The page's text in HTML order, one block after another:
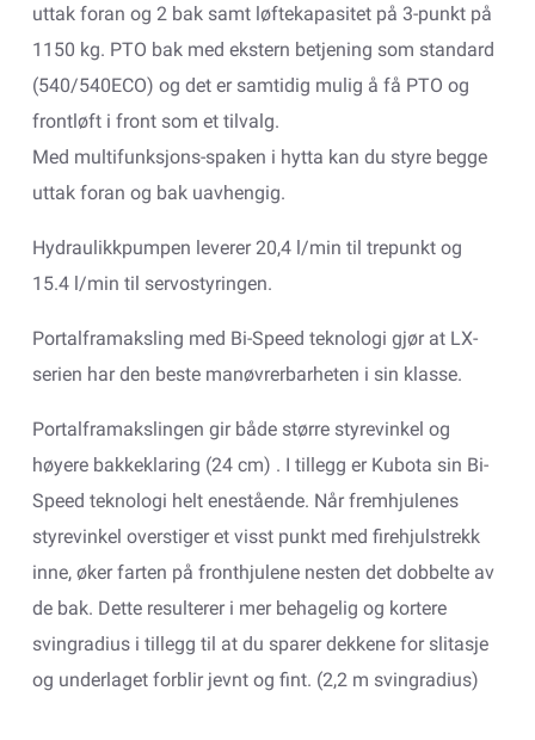
uttak foran og 2 bak samt løftekapasitet på 3-punkt på
1150 kg. PTO bak med ekstern betjening som standard
(540/540ECO) og det er samtidig mulig å få PTO og
frontløft i front som et tilvalg.
Med multifunksjons-spaken i hytta kan du styre begge
uttak foran og bak uavhengig.
Hydraulikkpumpen leverer 20,4 l/min til trepunkt og
15.4 l/min til servostyringen.
Portalframaksling med Bi-Speed teknologi gjør at LX-
serien har den beste manøvrerbarheten i sin klasse.
Portalframakslingen gir både større styrevinkel og
høyere bakkeklaring (24 cm) . I tillegg er Kubota sin Bi-
Speed teknologi helt enestående. Når fremhjulenes
styrevinkel overstiger et visst punkt med firehjulstrekk
inne, øker farten på fronthjulene nesten det dobbelte av
de bak. Dette resulterer i mer behagelig og kortere
svingradius i tillegg til at du sparer dekkene for slitasje
og underlaget forblir jevnt og fint. (2,2 m svingradius)